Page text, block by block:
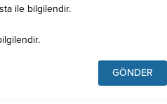
ile bilgilendir.